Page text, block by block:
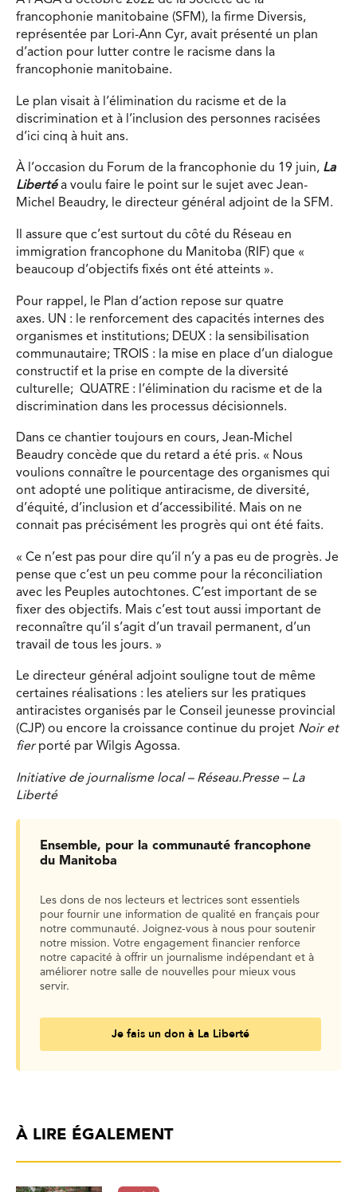
francophonie manitobaine (SFM), la firme Diversis,
représentée par Lori-Ann Cyr, avait présenté un plan
d’action pour lutter contre le racisme dans la
francophonie manitobaine.
Le plan visait à l’élimination du racisme et de la
discrimination et à l’inclusion des personnes racisées
d’ici cinq à huit ans.
À l’occasion du Forum de la francophonie du 19 juin, La
Libertéa voulu faire le point sur le sujet avec Jean-
Michel Beaudry, le directeur général adjoint de la SFM.
Il assure que c’est surtout du côté du Réseau en
immigration francophone du Manitoba (RIF) que «
beaucoup d’objectifs fixés ont été atteints ».
Pour rappel, le Plan d’action repose sur quatre
axes. UN : le renforcement des capacités internes des
organismes et institutions; DEUX : la sensibilisation
communautaire; TROIS : la mise en place d’un dialogue
constructif et la prise en compte de la diversité
culturelle; QUATRE : l’élimination du racisme et de la
discrimination dans les processus décisionnels.
Dans ce chantier toujours en cours, Jean-Michel
Beaudry concède que du retard a été pris. « Nous
voulions connaître le pourcentage des organismes qui
ont adopté une politique antiracisme, de diversité,
d’équité, d’inclusion et d’accessibilité. Mais on ne
connait pas précisément les progrès qui ont été faits.
« Ce n’est pas pour dire qu’il n’y a pas eu de progrès. Je
pense que c’est un peu comme pour la réconciliation
avec les Peuples autochtones. C’est important de se
fixer des objectifs. Mais c’est tout aussi important de
reconnaître qu’il s’agit d’un travail permanent, d’un
travail de tous les jours. »
Le directeur général adjoint souligne tout de même
certaines réalisations : les ateliers sur les pratiques
antiracistes organisés par le Conseil jeunesse provincial
(CJP) ou encore la croissance continue du projet Noir et
fierporté par Wilgis Agossa.
Initiative de journalisme local – Réseau.Presse – La
Liberté
Ensemble, pour la communauté francophone
du Manitoba
Les dons de nos lecteurs et lectrices sont essentiels
pour fournir une information de qualité en français pour
notre communauté. Joignez-vous à nous pour soutenir
notre mission. Votre engagement financier renforce
notre capacité à offrir un journalisme indépendant et à
améliorer notre salle de nouvelles pour mieux vous
servir.
Je fais un don à La Liberté
À LIRE ÉGALEMENT